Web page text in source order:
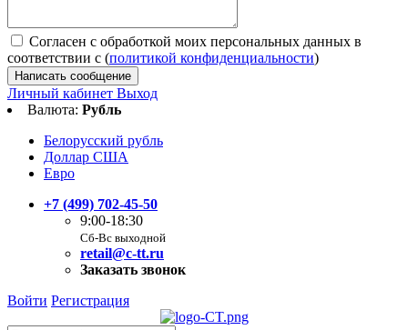
Согласен с обработкой моих персональных данных в
соответствии с (политикой конфиденциальности)
Написать сообщение
Личный кабинет Выход
Валюта: Рубль
Белорусский рубль
Доллар США
Евро
+7 (499) 702-45-50
9:00-18:30
Сб-Вс выходной
retail@c-tt.ru
Заказать звонок
Войти Регистрация